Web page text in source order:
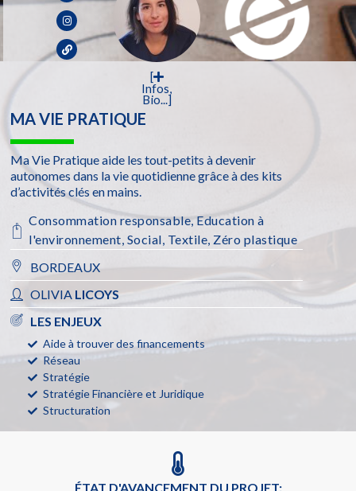
[
Infos,
Bio...]
MA VIE PRATIQUE
Ma Vie Pratique aide les tout-petits à devenir
autonomes dans la vie quotidienne grâce à des kits
d’activités clés en mains.
Consommation responsable,Education à
l'environnement, Social, Textile, Zéro plastique
BORDEAUX
OLIVIA LICOYS
LES ENJEUX
Aide à trouver des financements
Réseau
Stratégie
Stratégie Financière et Juridique
Structuration
ÉTAT D'AVANCEMENT DU PROJET: